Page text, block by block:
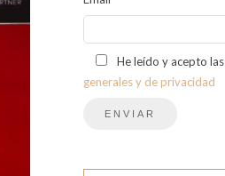
He leído y acepto las
generales y de privacidad